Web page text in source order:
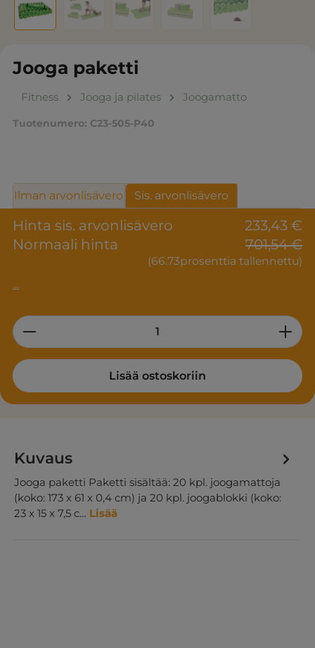
Jooga paketti
Fitness Jooga ja pilates Joogamatto
Tuotenumero: C23-505-P40
Hinta sis. arvonlisävero
233,43 €
Normaali hinta
701,54 €
(66.73prosenttia tallennettu)
...
Ilman arvonlisävero Sis. arvonlisävero
Product Quantity: Enter the desired
Lisää ostoskoriin
Kuvaus
Jooga paketti Paketti sisältää: 20 kpl. joogamattoja
(koko: 173 x 61 x 0,4 cm) ja 20 kpl. joogablokki (koko:
23 x 15 x 7,5 c… Lisää